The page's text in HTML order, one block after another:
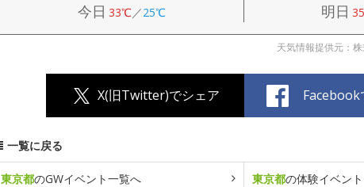
今日 33℃／25℃ 明日
天気情報提供元：
X(旧Twitter)でシェア Facebook
一覧に戻る
東京都のGWイベント一覧へ 東京都の体験イベン